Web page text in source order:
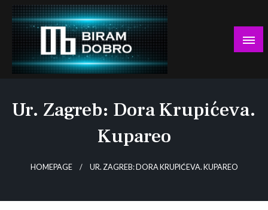
Skip
content
Ur. Zagreb: Dora Krupićeva.
Kupareo
HOMEPAGE UR. ZAGREB: DORA KRUPIĆEVA. KUPAREO